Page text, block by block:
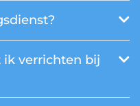
verrichten bij